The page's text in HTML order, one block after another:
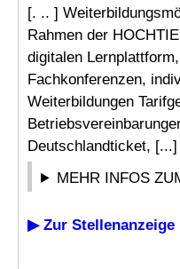
[. .. ]
Rahmen der
digitalen
Fachkonferenzen,
Weiterbildungen
Deutschlandticket, [...]
MEHR INFOS
▶ Zur Stellenanzeige